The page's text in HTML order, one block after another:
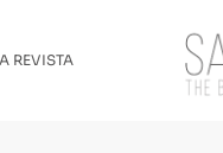
REVISTA